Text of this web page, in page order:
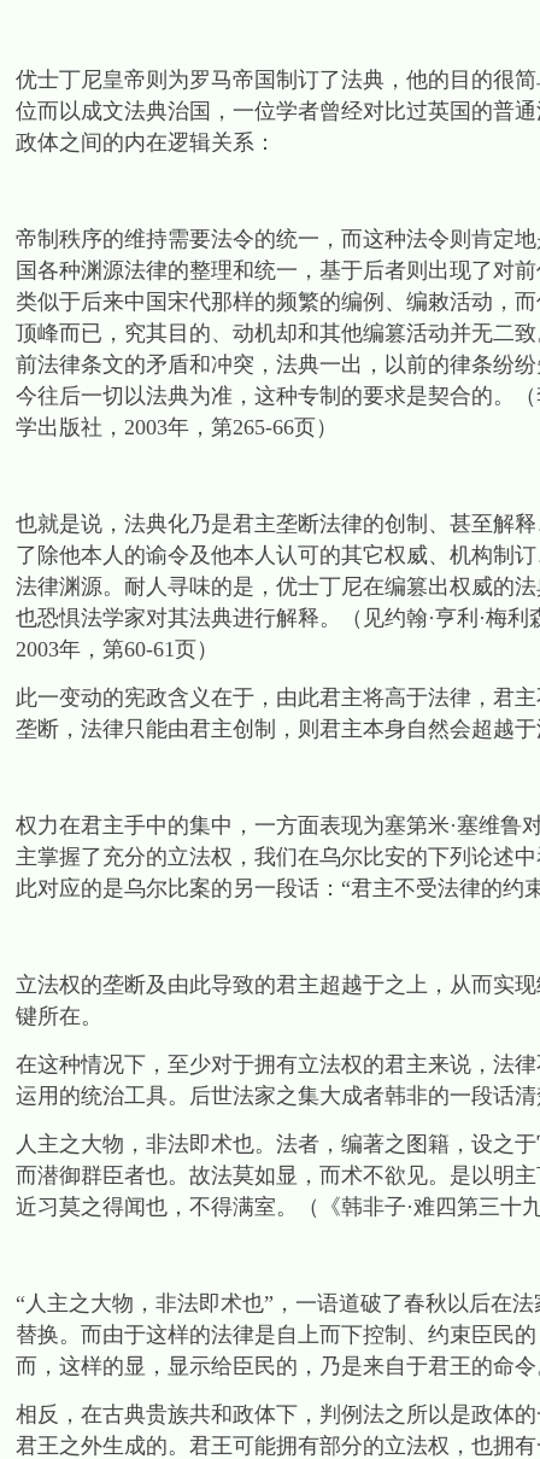
优士丁尼皇帝则为罗马帝国制订了法典，他的目的很
位而以成文法典治国，一位学者曾经对比过英国的普
政体之间的内在逻辑关系：
帝制秩序的维持需要法令的统一，而这种法令则肯定
国各种渊源法律的整理和统一，基于后者则出现了对
类似于后来中国宋代那样的频繁的编例、编敕活动，
顶峰而已，究其目的、动机却和其他编篡活动并无二
前法律条文的矛盾和冲突，法典一出，以前的律条纷
今往后一切以法典为准，这种专制的要求是契合的。
学出版社，2003年，第265-66页）
也就是说，法典化乃是君主垄断法律的创制、甚至解
了除他本人的谕令及他本人认可的其它权威、机构制
法律渊源。耐人寻味的是，优士丁尼在编篡出权威的
也恐惧法学家对其法典进行解释。（见约翰·亨利·梅
2003年，第60-61页）
此一变动的宪政含义在于，由此君主将高于法律，君
垄断，法律只能由君主创制，则君主本身自然会超越
权力在君主手中的集中，一方面表现为塞第米·塞维
主掌握了充分的立法权，我们在乌尔比安的下列论述
此对应的是乌尔比案的另一段话：“君主不受法律的约
立法权的垄断及由此导致的君主超越于之上，从而实
键所在。
在这种情况下，至少对于拥有立法权的君主来说，法
运用的统治工具。后世法家之集大成者韩非的一段话
人主之大物，非法即术也。法者，编著之图籍，设之
而潜御群臣者也。故法莫如显，而术不欲见。是以明
近习莫之得闻也，不得满室。（《韩非子·难四第三十
“人主之大物，非法即术也”，一语道破了春秋以后在
替换。而由于这样的法律是自上而下控制、约束臣民
而，这样的显，显示给臣民的，乃是来自于君王的命令
相反，在古典贵族共和政体下，判例法之所以是政体
君王之外生成的。君王可能拥有部分的立法权，也拥